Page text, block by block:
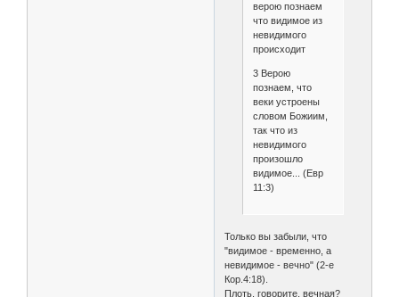
верою познаем
что видимое из
невидимого
происходит
3 Верою
познаем, что
веки устроены
словом Божиим,
так что из
невидимого
произошло
видимое... (Евр
11:3)
Только вы забыли, что
"видимое - временно, а
невидимое - вечно" (2-е
Кор.4:18).
Плоть, говорите, вечная?